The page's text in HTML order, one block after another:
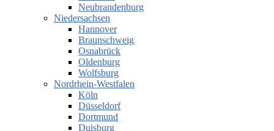
Neubrandenburg
Niedersachsen
Hannover
Braunschweig
Osnabrück
Oldenburg
Wolfsburg
Nordrhein-Westfalen
Köln
Düsseldorf
Dortmund
Duisburg